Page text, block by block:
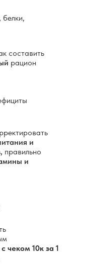
белки,
составить
рацион
и
правильно
и
чеком 10к за 1